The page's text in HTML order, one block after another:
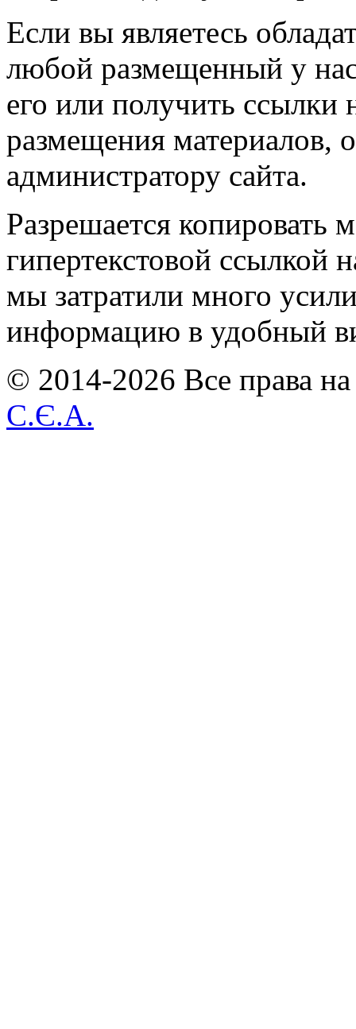
Если вы являетесь
любой размещенный у
его или получить ссылки
размещения материалов,
администратору сайта.
Разрешается копировать
гипертекстовой ссылкой
мы затратили много
информацию в удобный
© 2014-2026 Все права
С.Є.А.